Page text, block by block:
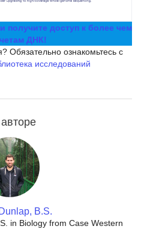
получите доступ к более чем
ДНК!
Обязательно ознакомьтесь с
исследований
B.S.
in Biology from Case Western